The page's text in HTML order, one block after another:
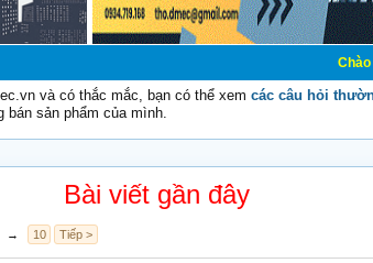
Chào mừng các
và có thắc mắc, bạn có thể xem các câu hỏi
bán sản phẩm của mình.
Bài viết gần đây
→ 10 Tiếp >